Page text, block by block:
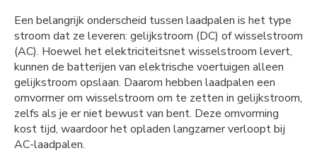
Een belangrijk onderscheid tussen laadpalen is het type
stroom dat ze leveren: gelijkstroom (DC) of wisselstroom
(AC). Hoewel het elektriciteitsnet wisselstroom levert,
kunnen de batterijen van elektrische voertuigen alleen
gelijkstroom opslaan. Daarom hebben laadpalen een
omvormer om wisselstroom om te zetten in gelijkstroom,
zelfs als je er niet bewust van bent. Deze omvorming
kost tijd, waardoor het opladen langzamer verloopt bij
AC-laadpalen.